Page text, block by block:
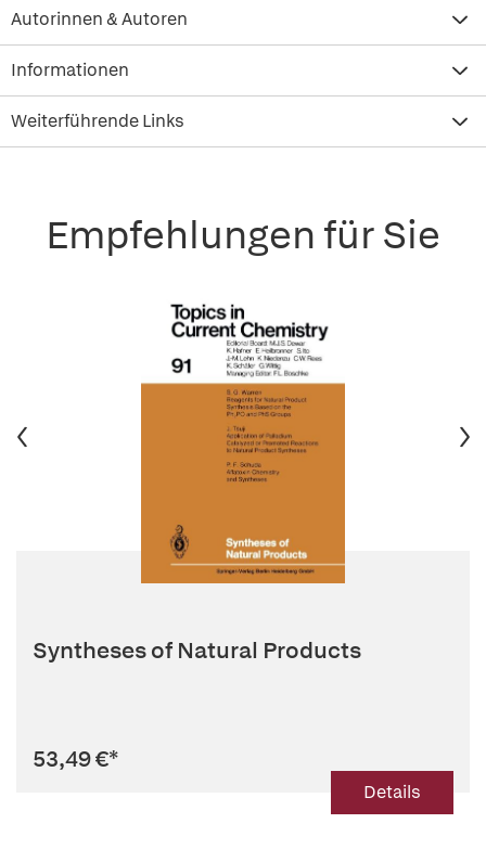
Autorinnen & Autoren
Informationen
Weiterführende Links
Empfehlungen für Sie
Syntheses of Natural Products
53,49 €*
Details